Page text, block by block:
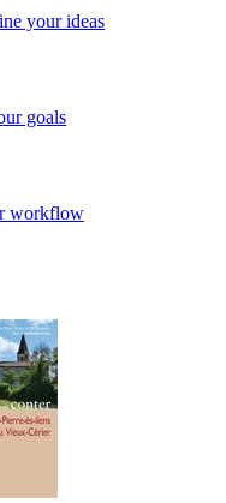
your ideas
goals
workflow